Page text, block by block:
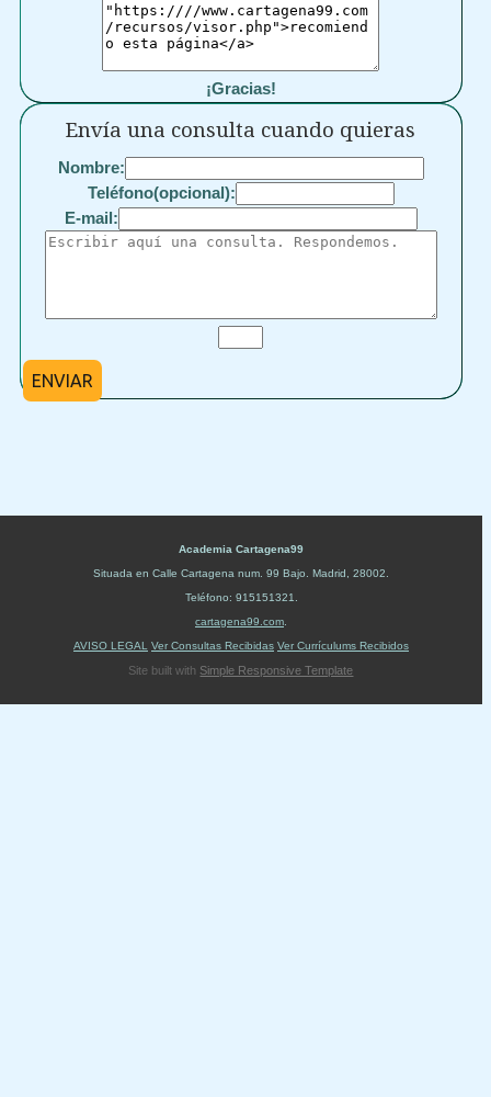
¡Gracias!
Envía una consulta cuando quieras
Nombre:
Teléfono(opcional):
E-mail:
ENVIAR
Academia Cartagena99
Situada en Calle Cartagena num. 99 Bajo Madrid 28002
Teléfono: 915151321
cartagena99.com
AVISO LEGAL
Ver Consultas Recibidas Ver Currículums Recibidos
Site built with Simple Responsive Template